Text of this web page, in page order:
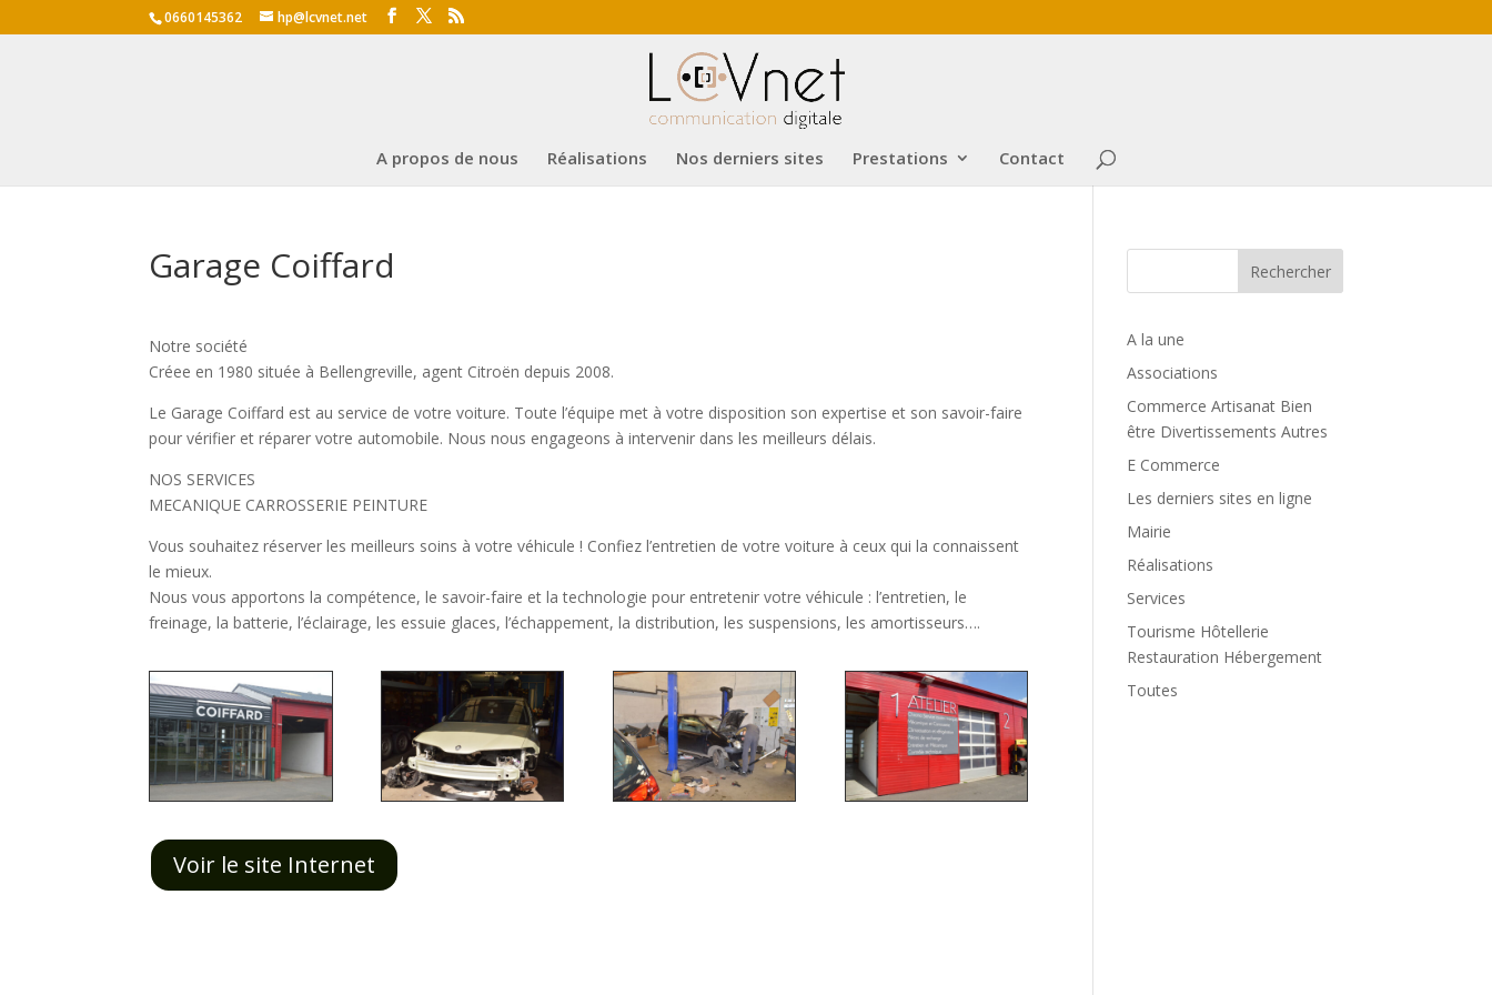
0660145362 hp@lcvnet.net
A propos de nous Réalisations Nos derniers sites Prestations Contact
Garage Coiffard
Notre société
Créee en 1980 située à Bellengreville, agent Citroën depuis 2008.
Le Garage Coiffard est au service de votre voiture. Toute l’équipe met à votre disposition son expertise et son savoir-faire
pour vérifier et réparer votre automobile. Nous nous engageons à intervenir dans les meilleurs délais.
NOS SERVICES
MECANIQUE CARROSSERIE PEINTURE
Vous souhaitez réserver les meilleurs soins à votre véhicule ! Confiez l’entretien de votre voiture à ceux qui la connaissent
le mieux.
Nous vous apportons la compétence, le savoir-faire et la technologie pour entretenir votre véhicule : l’entretien, le
freinage, la batterie, l’éclairage, les essuie glaces, l’échappement, la distribution, les suspensions, les amortisseurs….
Voir le site Internet
Rechercher
A la une
Associations
Commerce Artisanat Bien
être Divertissements Autres
E Commerce
Les derniers sites en ligne
Mairie
Réalisations
Services
Tourisme Hôtellerie
Restauration Hébergement
Toutes